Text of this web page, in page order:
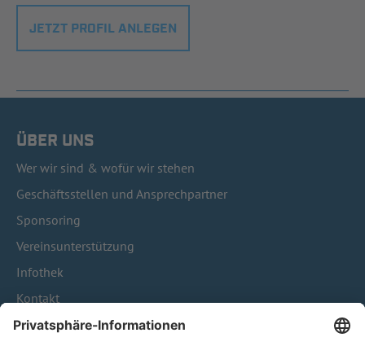
JETZT PROFIL ANLEGEN
ÜBER UNS
Wer wir sind & wofür wir stehen
Geschäftsstellen und Ansprechpartner
Sponsoring
Vereinsunterstützung
Infothek
Kontakt